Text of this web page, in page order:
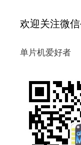
欢迎关注微
单片机爱好者